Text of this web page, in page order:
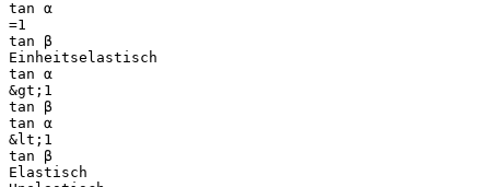
tan α
=1
tan β
Einheitselastisch
tan α
&gt;1
tan β
tan α
&lt;1
tan β
Elastisch